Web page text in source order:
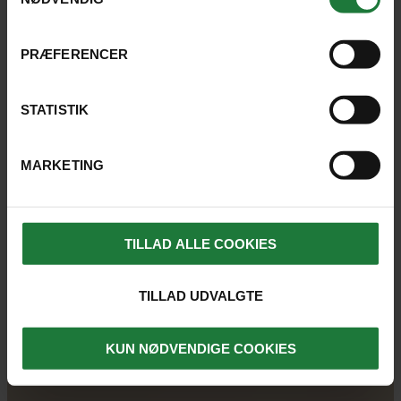
PRÆFERENCER
STATISTIK
MARKETING
TILLAD ALLE COOKIES
TILLAD UDVALGTE
KUN NØDVENDIGE COOKIES